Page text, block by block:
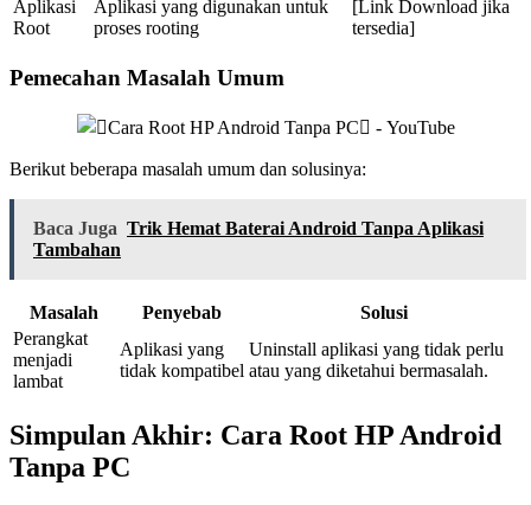
Aplikasi
Root
Aplikasi yang digunakan untuk
proses rooting
[Link Download jika
tersedia]
Pemecahan Masalah Umum
Berikut beberapa masalah umum dan solusinya:
Baca Juga Trik Hemat Baterai Android Tanpa Aplikasi
Tambahan
Masalah Penyebab
Solusi
Perangkat
menjadi
lambat
Aplikasi yang
tidak kompatibel
Uninstall aplikasi yang tidak perlu
atau yang diketahui bermasalah.
Simpulan Akhir: Cara Root HP Android
Tanpa PC